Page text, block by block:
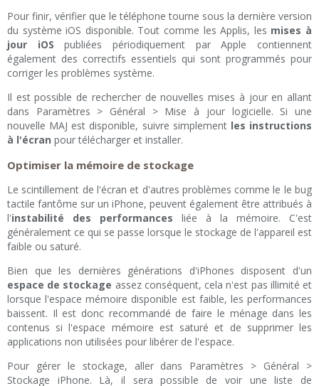
Pour finir, vérifier que le téléphone tourne sous la dernière version
du système iOS disponible. Tout comme les Applis, les mises à
jour iOS publiées périodiquement par Apple contiennent
également des correctifs essentiels qui sont programmés pour
corriger les problèmes système.
Il est possible de rechercher de nouvelles mises à jour en allant
dans Paramètres > Général > Mise à jour logicielle. Si une
nouvelle MAJ est disponible, suivre simplement les instructions
à l'écran pour télécharger et installer.
Optimiser la mémoire de stockage
Le scintillement de l'écran et d'autres problèmes comme le le bug
tactile fantôme sur un iPhone, peuvent également être attribués à
l'instabilité des performances liée à la mémoire. C'est
généralement ce qui se passe lorsque le stockage de l'appareil est
faible ou saturé.
Bien que les dernières générations d'iPhones disposent d'un
espace de stockage assez conséquent, cela n'est pas illimité et
lorsque l'espace mémoire disponible est faible, les performances
baissent. Il est donc recommandé de faire le ménage dans les
contenus si l'espace mémoire est saturé et de supprimer les
applications non utilisées pour libérer de l'espace.
Pour gérer le stockage, aller dans Paramètres > Général >
Stockage iPhone. Là, il sera possible de voir une liste de